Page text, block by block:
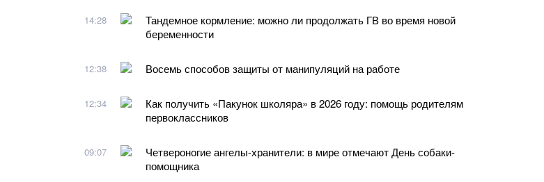
14:28
Тандемное кормление: можно ли продолжать ГВ во время новой
беременности
12:38 Восемь способов защиты от манипуляций на работе
12:34
Как получить «Пакунок школяра» в 2026 году: помощь родителям
первоклассников
09:07
Четвероногие ангелы-хранители: в мире отмечают День собаки-
помощника